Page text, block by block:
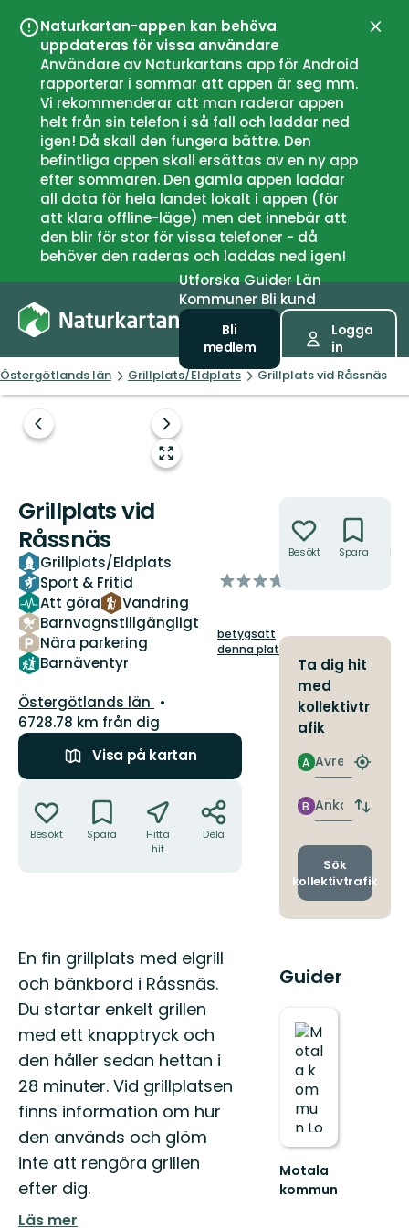
Naturkartan-appen kan behöva
uppdateras för vissa användare
Användare av Naturkartans app för Android
rapporterar i sommar att appen är seg mm.
Vi rekommenderar att man raderar appen
helt från sin telefon i så fall och laddar ned
igen! Då skall den fungera bättre. Den
befintliga appen skall ersättas av en ny app
efter sommaren. Den gamla appen laddar
all data för hela landet lokalt i appen (för
att klara offline-läge) men det innebär att
den blir för stor för vissa telefoner - då
behöver den raderas och laddas ned igen!
UtforskaGuiderLän
Kommuner Bli kund
Bli
medlem
Logga
in
Östergötlands län Grillplats/Eldplats Grillplats vid Råssnäs
Gå
till
Föregående
bild
Nästa
bildspel
Grillplats vid
Råssnäs
Grillplats/Eldplats
Sport & Fritid
Att göra
Vandring
Barnvagnstillgängligt
Nära parkering
Barnäventyr
av
betygsätt
denna plats!
Län:
Östergötlands län
6728.78 km från dig
Visa på kartan
Besökt Spara
Hitta
hit
Dela
Beskrivning
En fin grillplats med elgrill
och bänkbord i Råssnäs.
Du startar enkelt grillen
med ett knapptryck och
den håller sedan hettan i
28 minuter. Vid grillplatsen
finns information om hur
den används och glöm
inte att rengöra grillen
efter dig.
Läs mer
Besökt Spara
Ta dig hit
med
kollektivtr
afik
Avresa
A
Hitta
Ankomst
B
Byt
och
Sök
kollektivtrafik
Guider
Motala
kommun